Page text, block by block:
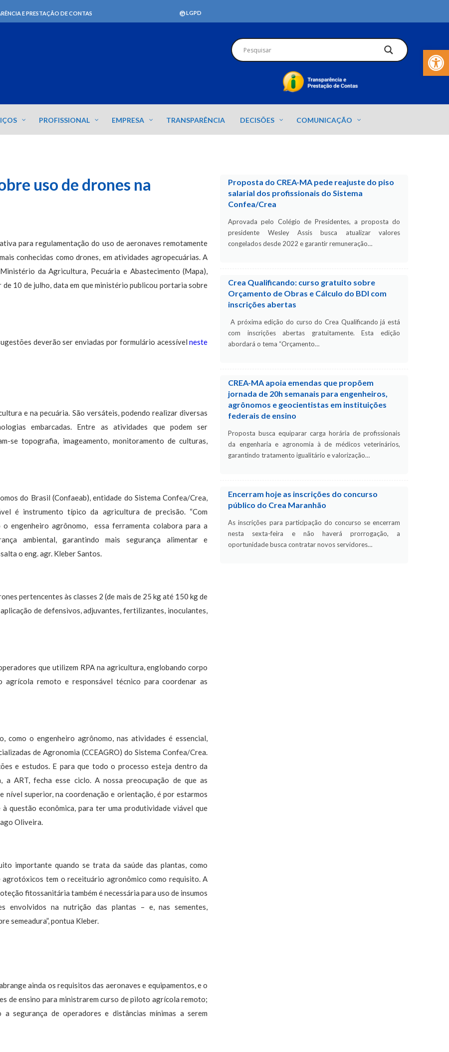
Barra de
E PRESTAÇÃO DE CONTAS LGPD
PROFISSIONAL EMPRESA TRANSPARÊNCIA DECISÕES COMUNICAÇÃO
uso de drones na
para regulamentação do uso de aeronaves remotamente
conhecidas como drones, em atividades agropecuárias. A
da Agricultura, Pecuária e Abastecimento (Mapa),
10 de julho, data em que ministério publicou portaria sobre
deverão ser enviadas por formulário acessívelneste
e na pecuária. São versáteis, podendo realizar diversas
embarcadas. Entre as atividades que podem ser
se topografia, imageamento, monitoramento de culturas,
do Brasil (Confaeab), entidade do Sistema Confea/Crea,
é instrumento típico da agricultura de precisão. “Com
engenheiro agrônomo, essa ferramenta colabora para a
ambiental, garantindo mais segurança alimentar e
o eng. agr. Kleber Santos.
pertencentes às classes 2 (de mais de 25 kg até 150 kg de
de defensivos, adjuvantes, fertilizantes, inoculantes,
que utilizem RPA na agricultura, englobando corpo
remoto e responsável técnico para coordenar as
como o engenheiro agrônomo, nas atividades é essencial,
de Agronomia (CCEAGRO) do Sistema Confea/Crea.
e estudos. E para que todo o processo esteja dentro da
a ART, fecha esse ciclo. A nossa preocupação de que as
nível superior, na coordenação e orientação, é por estarmos
questão econômica, para ter uma produtividade viável que
Oliveira.
importante quando se trata da saúde das plantas, como
agrotóxicos tem o receituário agronômico como requisito. A
fitossanitária também é necessária para uso de insumos
envolvidos na nutrição das plantas – e, nas sementes,
semeadura”, pontua Kleber.
ainda os requisitos das aeronaves e equipamentos, e o
de ensino para ministrarem curso de piloto agrícola remoto;
segurança de operadores e distâncias mínimas a serem
Proposta do CREA-MA pede reajuste do piso
salarial dos profissionais do Sistema
Confea/Crea
Aprovada pelo Colégio de Presidentes, a proposta do
presidente Wesley Assis busca atualizar valores
congelados desde 2022 e garantir remuneração…
Crea Qualificando: curso gratuito sobre
Orçamento de Obras e Cálculo do BDI com
inscrições abertas
A próxima edição do curso do Crea Qualificando já está
com inscrições abertas gratuitamente. Esta edição
abordará o tema “Orçamento…
CREA-MA apoia emendas que propõem
jornada de 20h semanais para engenheiros,
agrônomos e geocientistas em instituições
federais de ensino
Proposta busca equiparar carga horária de profissionais
da engenharia e agronomia à de médicos veterinários,
garantindo tratamento igualitário e valorização…
Encerram hoje as inscrições do concurso
público do Crea Maranhão
As inscrições para participação do concurso se encerram
nesta sexta-feira e não haverá prorrogação, a
oportunidade busca contratar novos servidores…